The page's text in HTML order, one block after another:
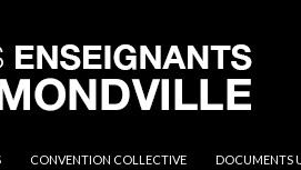
CONVENTION COLLECTIVE DOCUMENTS